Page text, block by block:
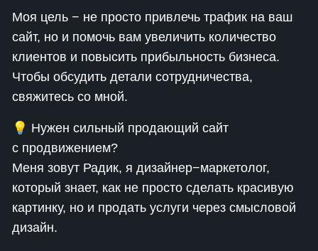
Моя цель − не просто привлечь трафик на ваш
сайт, но и помочь вам увеличить количество
клиентов и повысить прибыльность бизнеса.
Чтобы обсудить детали сотрудничества,
свяжитесь со мной.
💡 Нужен сильный продающий сайт
с продвижением?
Меня зовут Радик, я дизайнер−маркетолог,
который знает, как не просто сделать красивую
картинку, но и продать услуги через смысловой
дизайн.